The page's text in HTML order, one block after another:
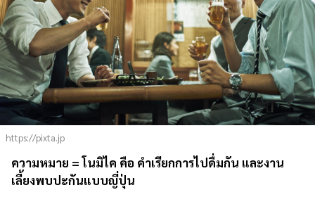
https://pixta.jp
ความหมาย = โนมิไค คือ คำเรียกการไปดื่มกัน และงาน
เลี้ยงพบปะกันแบบญี่ปุ่น